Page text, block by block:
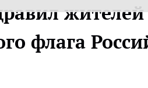
жителей
флага